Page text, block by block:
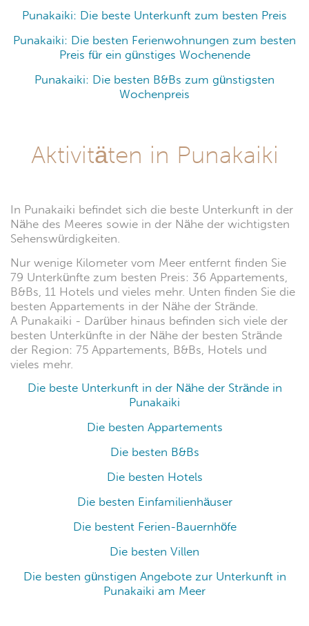
Punakaiki: Die beste Unterkunft zum besten Preis
Punakaiki: Die besten Ferienwohnungen zum besten
Preis für ein günstiges Wochenende
Punakaiki: Die besten B&Bs zum günstigsten
Wochenpreis
Aktivitäten in Punakaiki
In Punakaiki befindet sich die beste Unterkunft in der
Nähe des Meeres sowie in der Nähe der wichtigsten
Sehenswürdigkeiten.
Nur wenige Kilometer vom Meer entfernt finden Sie
79 Unterkünfte zum besten Preis: 36 Appartements,
B&Bs, 11 Hotels und vieles mehr. Unten finden Sie die
besten Appartements in der Nähe der Strände.
A Punakaiki - Darüber hinaus befinden sich viele der
besten Unterkünfte in der Nähe der besten Strände
der Region: 75 Appartements, B&Bs, Hotels und
vieles mehr.
Die beste Unterkunft in der Nähe der Strände in
Punakaiki
Die besten Appartements
Die besten B&Bs
Die besten Hotels
Die besten Einfamilienhäuser
Die bestent Ferien-Bauernhöfe
Die besten Villen
Die besten günstigen Angebote zur Unterkunft in
Punakaiki am Meer